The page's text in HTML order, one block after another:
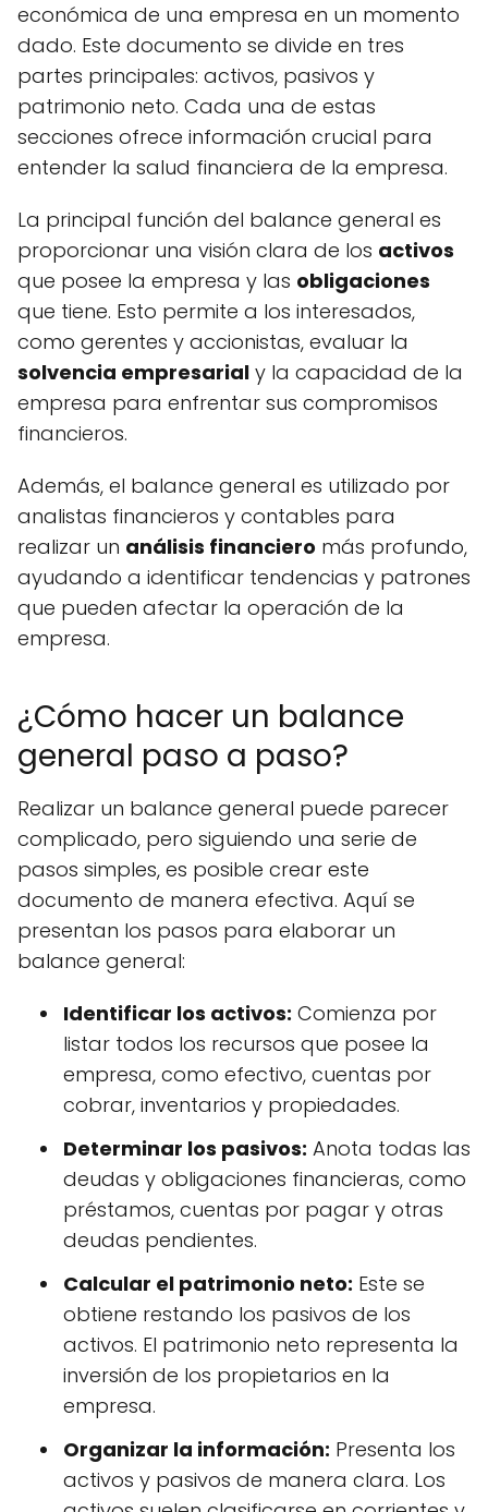
económica de una empresa en un momento
dado. Este documento se divide en tres
partes principales: activos, pasivos y
patrimonio neto. Cada una de estas
secciones ofrece información crucial para
entender la salud financiera de la empresa.
La principal función del balance general es
proporcionar una visión clara de los activos
que posee la empresa y las obligaciones
que tiene. Esto permite a los interesados,
como gerentes y accionistas, evaluar la
solvencia empresarial y la capacidad de la
empresa para enfrentar sus compromisos
financieros.
Además, el balance general es utilizado por
analistas financieros y contables para
realizar un análisis financiero más profundo,
ayudando a identificar tendencias y patrones
que pueden afectar la operación de la
empresa.
¿Cómo hacer un balance
general paso a paso?
Realizar un balance general puede parecer
complicado, pero siguiendo una serie de
pasos simples, es posible crear este
documento de manera efectiva. Aquí se
presentan los pasos para elaborar un
balance general:
Identificar los activos: Comienza por
listar todos los recursos que posee la
empresa, como efectivo, cuentas por
cobrar, inventarios y propiedades.
Determinar los pasivos: Anota todas las
deudas y obligaciones financieras, como
préstamos, cuentas por pagar y otras
deudas pendientes.
Calcular el patrimonio neto: Este se
obtiene restando los pasivos de los
activos. El patrimonio neto representa la
inversión de los propietarios en la
empresa.
Organizar la información: Presenta los
activos y pasivos de manera clara. Los